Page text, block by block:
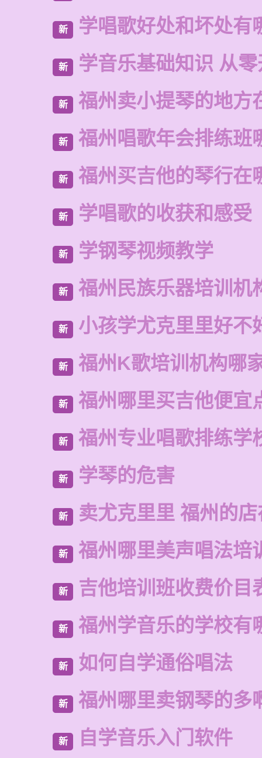
新 学唱歌好处和坏处有
新 学音乐基础知识 从
新 福州卖小提琴的地方
新 福州唱歌年会排练班
新 福州买吉他的琴行在
新 学唱歌的收获和感受
新 学钢琴视频教学
新 福州民族乐器培训机
新 小孩学尤克里里好不
新 福州K歌培训机构哪
新 福州哪里买吉他便宜
新 福州专业唱歌排练学
新 学琴的危害
新 卖尤克里里 福州的
新 福州哪里美声唱法培
新 吉他培训班收费价目
新 福州学音乐的学校有
新 如何自学通俗唱法
新 福州哪里卖钢琴的多
新 自学音乐入门软件